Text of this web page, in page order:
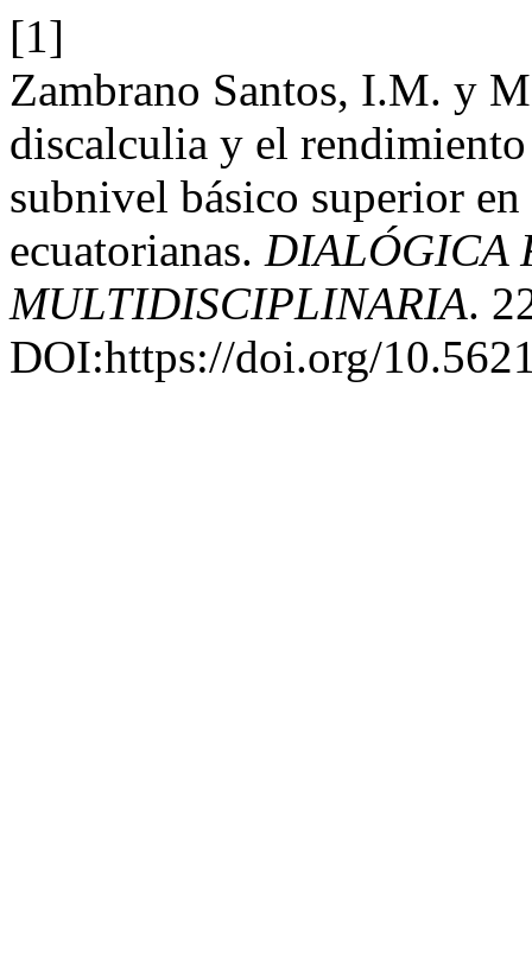
[1]
Zambrano Santos, I.M. y
discalculia y el
subnivel básico superior
ecuatorianas. DIALÓGICA
MULTIDISCIPLINARIA.
DOI:https://doi.org/